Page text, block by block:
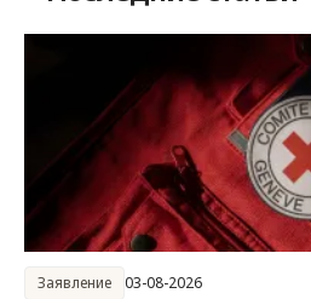
Заявление 03-08-2026